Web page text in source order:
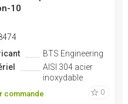
10
BTS Engineering
AISI 304 acier
inoxydable
commande 0